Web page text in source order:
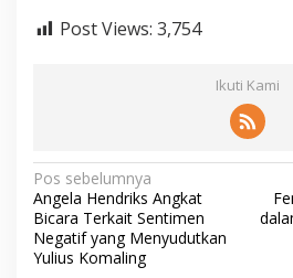
Post Views: 3,754
Ikuti Kami
Navigasi
pos
Pos sebelumnya
Angela Hendriks Angkat
Bicara Terkait Sentimen
Negatif yang Menyudutkan
Yulius Komaling